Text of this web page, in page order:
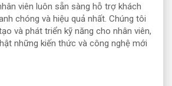
viên luôn sẵn sàng hỗ trợ khách
chóng và hiệu quả nhất. Chúng tôi
và phát triển kỹ năng cho nhân viên,
những kiến thức và công nghệ mới